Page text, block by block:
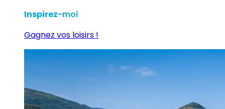
Inspirez-moi
Gagnez vos loisirs !